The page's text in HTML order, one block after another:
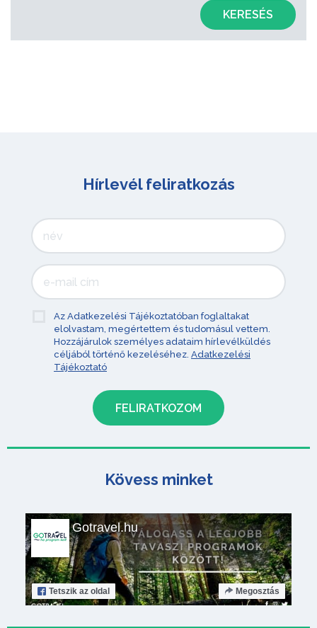
KERESÉS
Hírlevél feliratkozás
Az Adatkezelési Tájékoztatóban foglaltakat
elolvastam, megértettem és tudomásul vettem.
Hozzájárulok személyes adataim hírlevélküldés
céljából történő kezeléséhez. Adatkezelési
Tájékoztató
Kövess minket
Gotravel.hu
Tetszik az oldal Megosztás